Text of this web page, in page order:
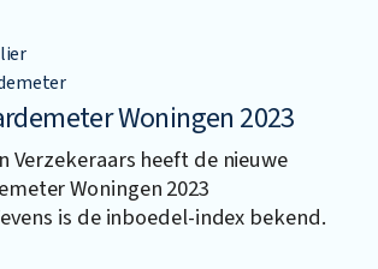
Woningen 2023
Verzekeraars heeft de nieuwe
Woningen 2023
is de inboedel-index bekend.